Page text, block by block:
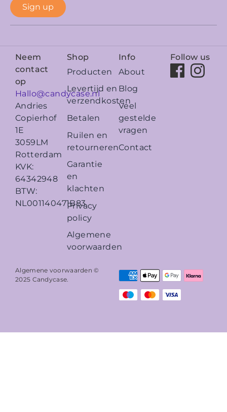
Sign up
Neem
contact
op
Hallo@candycase.nl
Andries
Copierhof
1E
3059LM
Rotterdam
KVK:
64342948
BTW:
NL001140471B83
Shop
Producten
Levertijd en
verzendkosten
Betalen
Ruilen en
retourneren
Garantie
en
klachten
Privacy
policy
Algemene
voorwaarden
Info
About
Blog
Veel
gestelde
vragen
Contact
Follow us
Algemene voorwaarden ©
2025 Candycase.